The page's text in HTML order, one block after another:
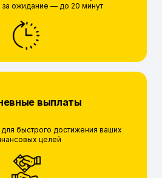
ожидание — до 20 минут
выплаты
быстрого достижения ваших
целей